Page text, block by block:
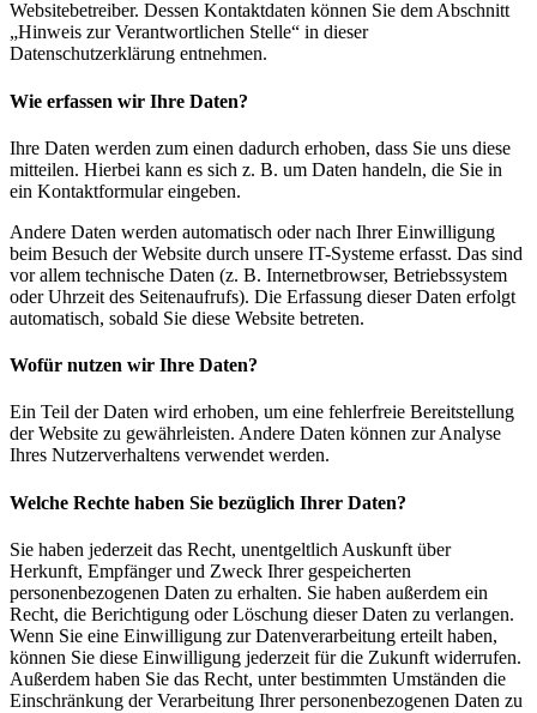
Websitebetreiber. Dessen Kontaktdaten können Sie dem Abschnitt
„Hinweis zur Verantwortlichen Stelle“ in dieser
Datenschutzerklärung entnehmen.
Wie erfassen wir Ihre Daten?
Ihre Daten werden zum einen dadurch erhoben, dass Sie uns diese
mitteilen. Hierbei kann es sich z. B. um Daten handeln, die Sie in
ein Kontaktformular eingeben.
Andere Daten werden automatisch oder nach Ihrer Einwilligung
beim Besuch der Website durch unsere IT-Systeme erfasst. Das sind
vor allem technische Daten (z. B. Internetbrowser, Betriebssystem
oder Uhrzeit des Seitenaufrufs). Die Erfassung dieser Daten erfolgt
automatisch, sobald Sie diese Website betreten.
Wofür nutzen wir Ihre Daten?
Ein Teil der Daten wird erhoben, um eine fehlerfreie Bereitstellung
der Website zu gewährleisten. Andere Daten können zur Analyse
Ihres Nutzerverhaltens verwendet werden.
Welche Rechte haben Sie bezüglich Ihrer Daten?
Sie haben jederzeit das Recht, unentgeltlich Auskunft über
Herkunft, Empfänger und Zweck Ihrer gespeicherten
personenbezogenen Daten zu erhalten. Sie haben außerdem ein
Recht, die Berichtigung oder Löschung dieser Daten zu verlangen.
Wenn Sie eine Einwilligung zur Datenverarbeitung erteilt haben,
können Sie diese Einwilligung jederzeit für die Zukunft widerrufen.
Außerdem haben Sie das Recht, unter bestimmten Umständen die
Einschränkung der Verarbeitung Ihrer personenbezogenen Daten zu